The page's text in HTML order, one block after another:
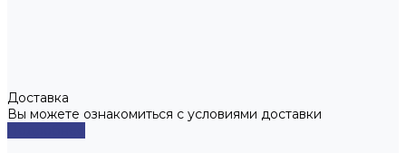
Доставка
Вы можете ознакомиться с условиями доставки